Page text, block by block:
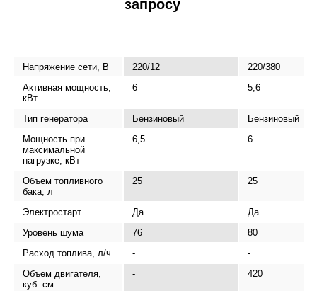
запросу
Напряжение сети, В 220/12
220/380
Активная мощность,
кВт
6 5,6
Тип генератора Бензиновый
Бензиновый
Мощность при
максимальной
нагрузке, кВт
6,5 6
Объем топливного
бака, л
25 25
Электростарт Да
Да
Уровень шума
76
80
Расход топлива, л/ч
-
-
Объем двигателя,
куб. см
- 420